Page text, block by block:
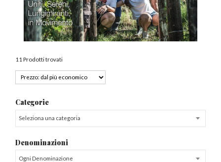
11 Prodotti trovati
Categorie
Seleziona una categoria
Denominazioni
Ogni Denominazione